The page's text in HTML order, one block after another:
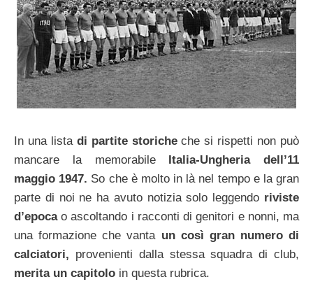
In una lista di partite storicheche si rispetti non può
mancare la memorabile Italia-Ungheria dell’11
maggio 1947. So che è molto in là nel tempo e la gran
parte di noi ne ha avuto notizia solo leggendo riviste
d’epocao ascoltando i racconti di genitori e nonni, ma
una formazione che vanta un così gran numero di
calciatori, provenienti dalla stessa squadra di club,
merita un capitolo in questa rubrica.